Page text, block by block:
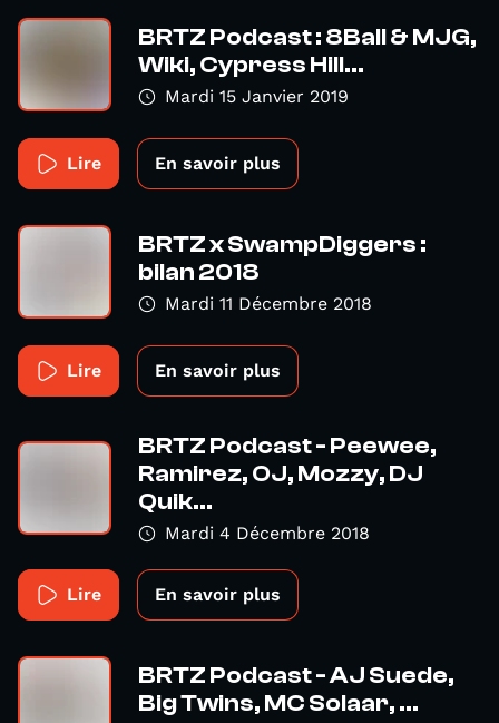
BRTZ Podcast : 8Ball & MJG,
Wiki, Cypress Hill...
Mardi 15 Janvier 2019
Lire En savoir plus
BRTZ x SwampDiggers :
bilan 2018
Mardi 11 Décembre 2018
Lire En savoir plus
BRTZ Podcast - Peewee,
Ramirez, OJ, Mozzy, DJ
Quik...
Mardi 4 Décembre 2018
Lire En savoir plus
BRTZ Podcast - AJ Suede,
Big Twins, MC Solaar, ...